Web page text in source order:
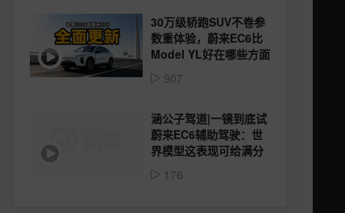
30万级轿跑SUV不卷参
数重体验，蔚来EC6比
Model YL好在哪些方面
907
涵公子驾道|一镜到底试
蔚来EC6辅助驾驶：世
界模型这表现可给满分
176